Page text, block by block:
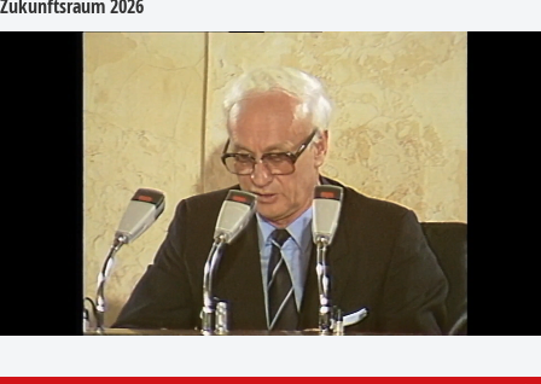
Zukunftsraum 2026